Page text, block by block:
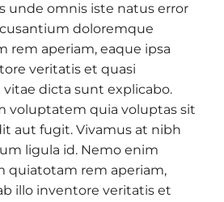
unde omnis iste natus error
doloremque
rem aperiam, eaque ipsa
veritatis et quasi
dicta sunt explicabo.
voluptatem quia voluptas sit
aut fugit. Vivamus at nibh
ligula id. Nemo enim
quiatotam rem aperiam,
illo inventore veritatis et